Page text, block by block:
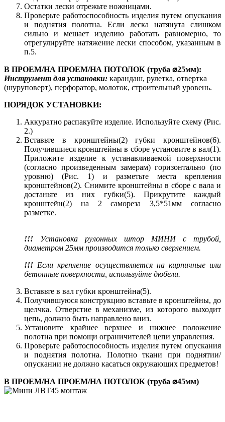
Остатки лески отрежьте ножницами.
Проверьте работоспособность изделия путем опускания
и поднятия полотна. Если леска натянута слишком
сильно и мешает изделию работать равномерно, то
отрегулируйте натяжение лески способом, указанным в
п.5.
В ПРОЕМ/НА ПРОЕМ/НА ПОТОЛОК (труба ⌀25мм):
Инструмент для установки: карандаш, рулетка, отвертка
(шуруповерт), перфоратор, молоток, строительный уровень.
ПОРЯДОК УСТАНОВКИ:
Аккуратно распакуйте изделие. Используйте схему (Рис.
2.)
Вставьте в кронштейны(2) губки кронштейнов(6).
Получившиеся кронштейны в сборе установите в вал(1).
Приложите изделие к устанавливаемой поверхности
(согласно произведенным замерам) горизонтально (по
уровню) (Рис. 1) и разметьте места крепления
кронштейнов(2). Снимите кронштейны в сборе с вала и
достаньте из них губки(5). Прикрутите каждый
кронштейн(2) на 2 самореза 3,5*51мм согласно
разметке.
!!! Установка рулонных штор МИНИ с трубой,
диаметром 25мм производится только сверлением.
!!! Если крепление осуществляется на кирпичные или
бетонные поверхности, используйте дюбели.
Вставьте в вал губки кронштейна(5).
Получившуюся конструкцию вставьте в кронштейны, до
щелчка. Отверстие в механизме, из которого выходит
цепь, должно быть направлено вниз.
Установите крайнее верхнее и нижнее положение
полотна при помощи ограничителей цепи управления.
Проверьте работоспособность изделия путем опускания
и поднятия полотна. Полотно ткани при поднятии/
опускании не должно касаться окружающих предметов!
В ПРОЕМ/НА ПРОЕМ/НА ПОТОЛОК (труба ⌀45мм)